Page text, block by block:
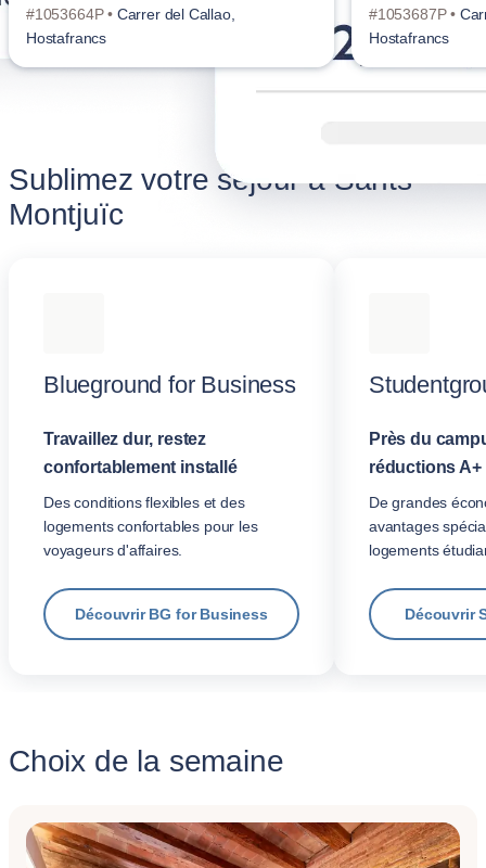
#1053664P • Carrer del Callao,
Hostafrancs
#1053687P •
Hostafrancs
Sublimez votre séjour à Sants-
Montjuïc
Blueground for Business
Travaillez dur, restez
confortablement installé
Des conditions flexibles et des
logements confortables pour les
voyageurs d'affaires.
Découvrir BG for Business
Près du
réductions A+
De grandes
avantages
logements
Découvrir
Choix de la semaine